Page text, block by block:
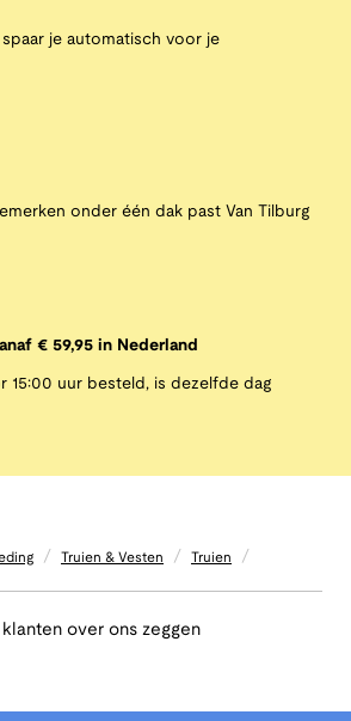
je automatisch voor je
onder één dak past Van Tilburg
€ 59,95 in Nederland
15:00 uur besteld, is dezelfde dag
/ Truien & Vesten / Truien /
klanten over ons zeggen